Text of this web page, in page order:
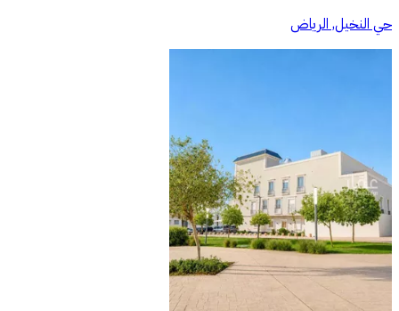
حي النخيل, الرياض